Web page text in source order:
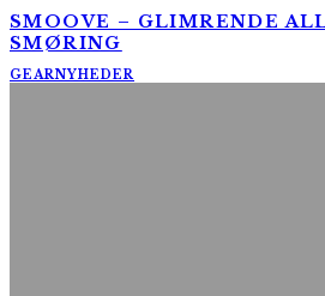
SMOOVE – GLIMRENDE
SMØRING
GEARNYHEDER